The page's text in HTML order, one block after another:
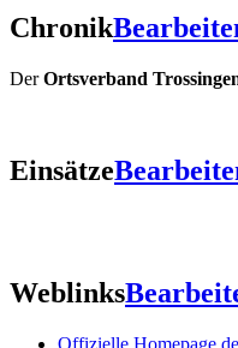
Chronik
DerOrtsverband
Einsätze
Weblinks